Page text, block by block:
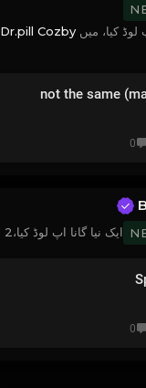
لوڈ کیا، میں Dr.pill Cozby
not the same
0
ایک نیا گانا اپ لوڈ کیا،2 مہینے پہلے
0